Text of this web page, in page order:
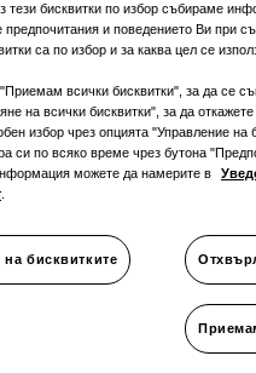
:
тези бисквитки по избор събираме
предпочитания и поведението Ви при
са по избор и за каква цел се
всички бисквитки", за да се
на всички бисквитки", за да
избор чрез опцията "Управление на
си по всяко време чрез бутона
можете да намерите в
бисквитките